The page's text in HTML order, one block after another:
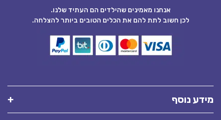
אנחנו מאמינים שהילדים הם העתיד שלנו.
לכן חשוב לתת להם את הכלים הטובים ביותר להצלחה.
מידע נוסף